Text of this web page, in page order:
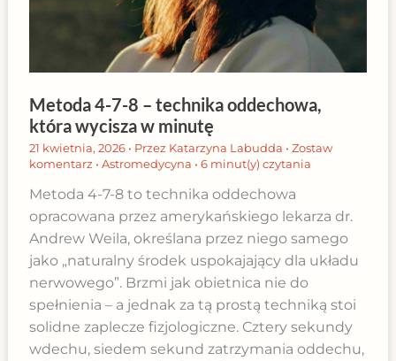
Metoda 4-7-8 – technika oddechowa,
która wycisza w minutę
21 kwietnia, 2026 • Przez Katarzyna Labudda • Zostaw
komentarz • Astromedycyna • 6 minut(y) czytania
Metoda 4-7-8 to technika oddechowa
opracowana przez amerykańskiego lekarza dr.
Andrew Weila, określana przez niego samego
jako „naturalny środek uspokajający dla układu
nerwowego”. Brzmi jak obietnica nie do
spełnienia – a jednak za tą prostą techniką stoi
solidne zaplecze fizjologiczne. Cztery sekundy
wdechu, siedem sekund zatrzymania oddechu,